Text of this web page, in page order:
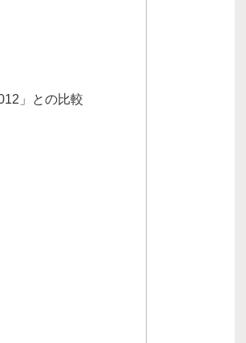
」との比較